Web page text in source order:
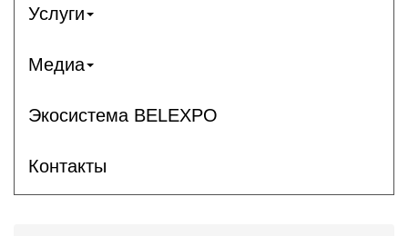
Услуги
Медиа
Экосистема BELEXPO
Контакты